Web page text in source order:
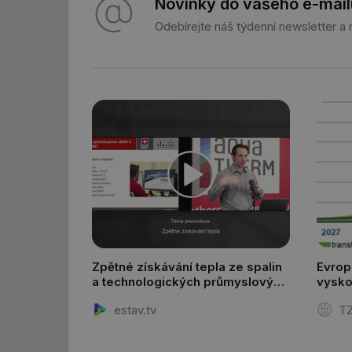
Novinky do vašeho e-
Odebírejte náš týdenní newsletter a
Zpětné získávání tepla ze spalin
a technologických průmyslových
estav.tv